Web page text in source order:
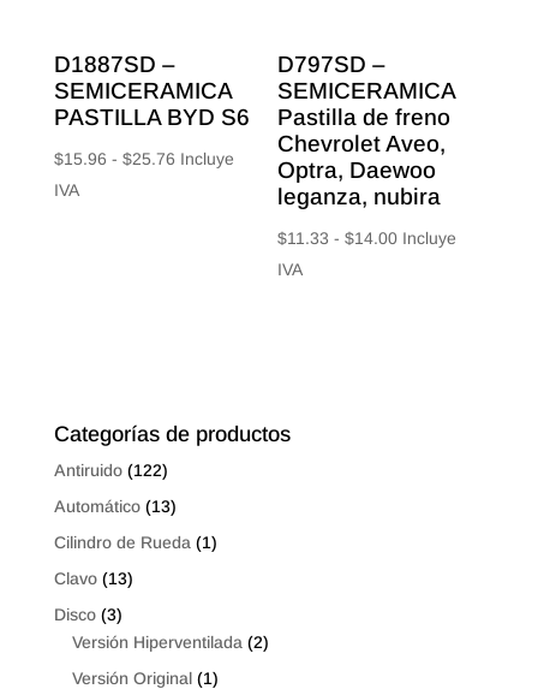
D1887SD –
SEMICERAMICA
PASTILLA BYD S6
$15.96 - $25.76Rango
Incluye
IVA
D797SD –
SEMICERAMICA
Pastilla de freno
Chevrolet Aveo,
Optra, Daewoo
leganza, nubira
$11.33 - $14.00Rango
Incluye
IVA
Categorías de productos
Antiruido (122)
Automático (13)
Cilindro de Rueda (1)
Clavo (13)
Disco (3)
Versión Hiperventilada (2)
Versión Original (1)